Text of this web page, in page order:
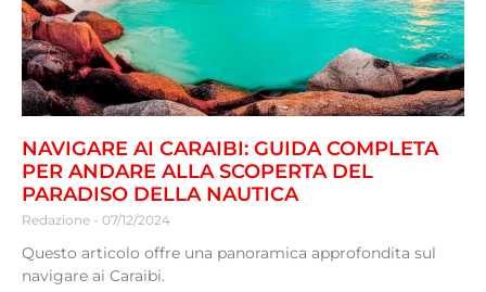
NAVIGARE AI CARAIBI: GUIDA COMPLETA
PER ANDARE ALLA SCOPERTA DEL
PARADISO DELLA NAUTICA
Redazione 07/12/2024
Questo articolo offre una panoramica approfondita sul
navigare ai Caraibi.